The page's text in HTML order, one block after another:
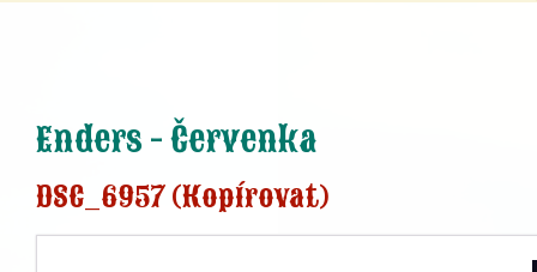
Enders - Červenka
DSC_6957 (Kopírovat)